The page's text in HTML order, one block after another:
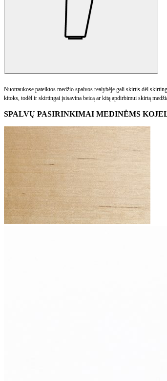
Nuotraukose pateiktos medžio spalvos realybėje gali skirtis dėl
kitoks, todėl ir skirtingai įsisavina beicą ar kitą apdirbimui skirtą
SPALVŲ PASIRINKIMAI MEDINĖMS